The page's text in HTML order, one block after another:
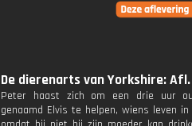
De dierenarts van Yorkshire:
Peter haast zich om een drie uur
genaamd Elvis te helpen, wiens leven